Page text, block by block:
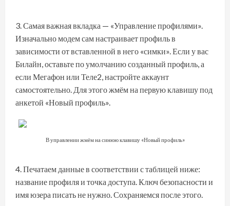
Самая важная вкладка — «Управление профилями».
Изначально модем сам настраивает профиль в
зависимости от вставленной в него «симки». Если у вас
Билайн, оставьте по умолчанию созданный профиль, а
если Мегафон или Теле2, настройте аккаунт
самостоятельно. Для этого жмём на первую клавишу под
анкетой «Новый профиль».
В управлении жмём на синюю клавишу «Новый профиль»
Печатаем данные в соответствии с таблицей ниже:
название профиля и точка доступа. Ключ безопасности и
имя юзера писать не нужно. Сохраняемся после этого.